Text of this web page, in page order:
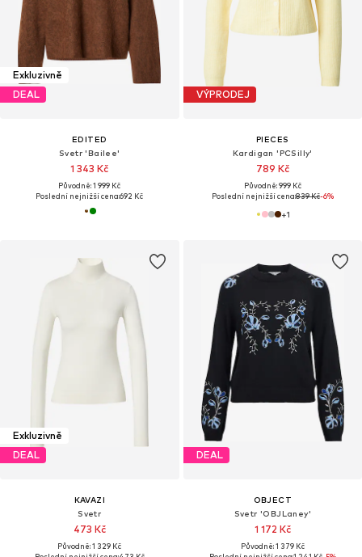
Exkluzivně
DEAL
EDITED
Svetr 'Bailee'
1 343 Kč
Původně: 1 999 Kč
Poslední nejnižší cena:692 Kč
VÝPRODEJ
PIECES
Kardigan 'PCSilly'
789 Kč
Původně: 999 Kč
Poslední nejnižší cena:839 Kč-6%
+1
Exkluzivně
DEAL
KAVAZI
Svetr
473 Kč
Původně: 1 329 Kč
DEAL
OBJECT
Svetr 'OBJLaney'
1 172 Kč
Původně: 1 379 Kč